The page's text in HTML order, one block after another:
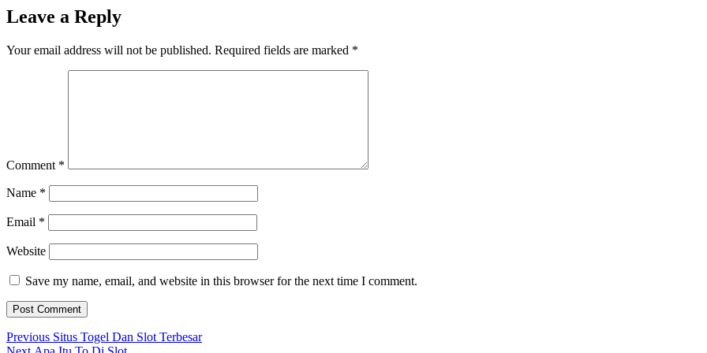
Leave a Reply
Your email address will not be published. Required fields are marked *
Comment *
Name *
Email *
Website
Save my name, email, and website in this browser for the next time I comment.
Post
Previous Previous
post:
Situs Togel Dan Slot Terbesar
Next